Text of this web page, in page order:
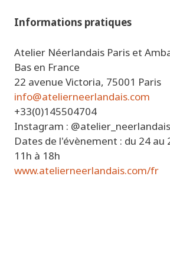
Informations pratiques
Atelier Néerlandais Paris et
Bas en France
22 avenue Victoria, 75001 Paris
info@atelierneerlandais.com
+33(0)145504704
Instagram : @atelier_neerlandais
Dates de l'évènement : du 24 au
11h à 18h
www.atelierneerlandais.com/fr